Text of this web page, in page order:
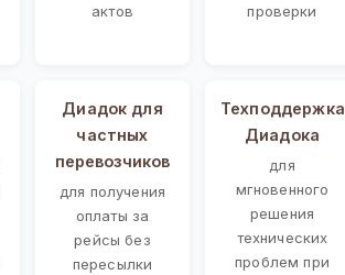
актов
проверки
Диадок для
частных
перевозчиков
для получения
оплаты за
рейсы без
пересылки
Техподдержка
Диадока
для
мгновенного
решения
технических
проблем при